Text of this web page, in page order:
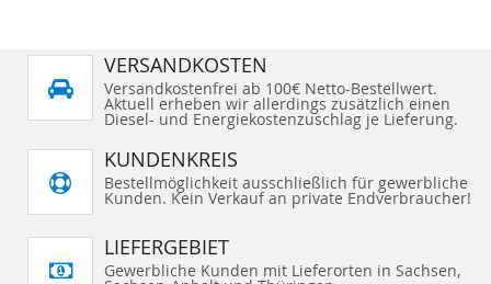
VERSANDKOSTEN
Versandkostenfrei ab 100€ Netto-Bestellwert.
Aktuell erheben wir allerdings zusätzlich einen
Diesel- und Energiekostenzuschlag je Lieferung.
KUNDENKREIS
Bestellmöglichkeit ausschließlich für gewerbliche
Kunden. Kein Verkauf an private Endverbraucher!
LIEFERGEBIET
Gewerbliche Kunden mit Lieferorten in Sachsen,